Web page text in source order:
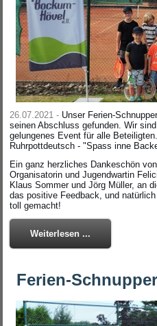
26.07.2021 - Unser Ferien-
seinen Abschluss gefunden. Wir
gelungenes Event für alle
Ruhrpottdeutsch - "Spass inne
Ein ganz herzliches Dankeschön
Organisatorin und Jugendwartin
Klaus Sommer und Jörg Müller, an
das positive Feedback, und
toll gemacht!
Weiterlesen ...
Ferien-